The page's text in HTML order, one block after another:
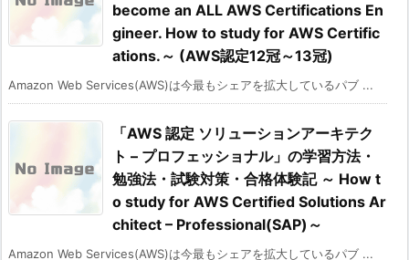
become an ALL AWS Certifications En
gineer. How to study for AWS Certific
ations.～ (AWS認定12冠～13冠)
Amazon Web Services(AWS)は今最もシェアを拡大しているパブ ...
「AWS 認定 ソリューションアーキテク
ト – プロフェッショナル」の学習方法・
勉強法・試験対策・合格体験記 ～ How t
o study for AWS Certified Solutions Ar
chitect – Professional(SAP)～
Amazon Web Services(AWS)は今最もシェアを拡大しているパブ ...